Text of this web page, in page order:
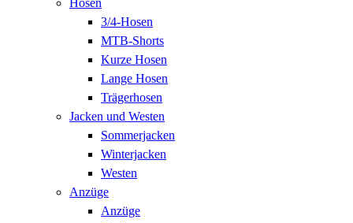
3/4-Hosen
MTB-Shorts
Kurze Hosen
Lange Hosen
Trägerhosen
Jacken und Westen
Sommerjacken
Winterjacken
Westen
Anzüge
Anzüge